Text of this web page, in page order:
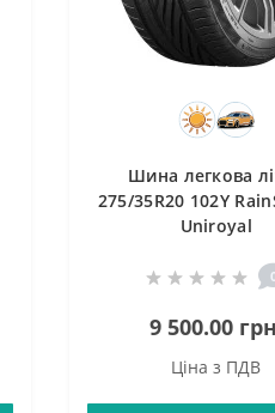
Шина легкова
275/35R20 102Y
Uniroyal
9 500.00
Ціна з ПДВ